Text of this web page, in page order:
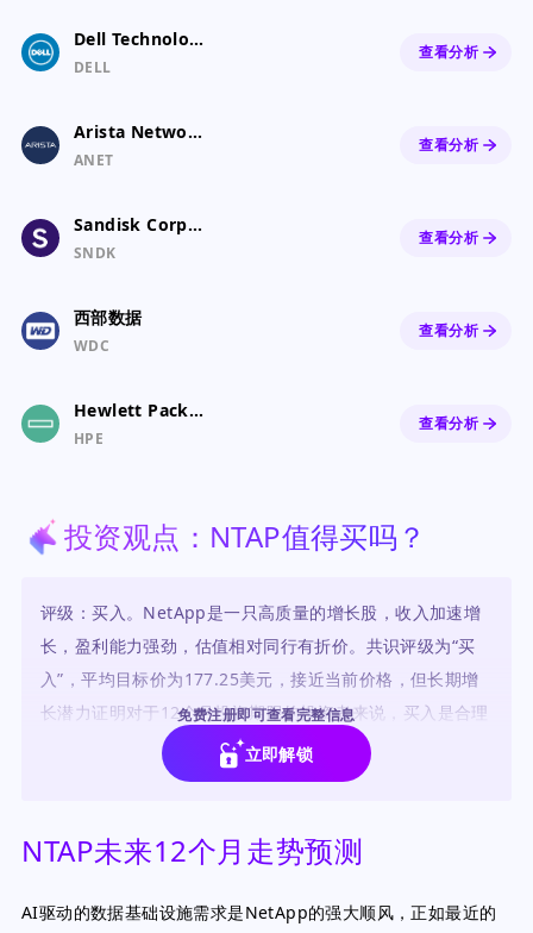
Dell Technologies Inc.
DELL
查看分析
Arista Networks
ANET
查看分析
Sandisk Corporation Common Stock
SNDK
查看分析
西部数据
WDC
查看分析
Hewlett Packard Enterprise Company
HPE
查看分析
投资观点：NTAP值得买吗？
评级：买入。NetApp是一只高质量的增长股，收入加速增
长，盈利能力强劲，估值相对同行有折价。共识评级为“买
入”，平均目标价为177.25美元，接近当前价格，但长期增
长潜力证明对于12个月投资期限的投资者来说，买入是合理
免费注册即可查看完整信息
立即解锁
NTAP未来12个月走势预测
AI驱动的数据基础设施需求是NetApp的强大顺风，正如最近的